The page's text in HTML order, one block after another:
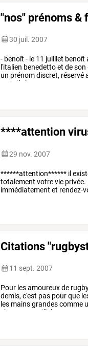
"nos" prénoms &
30 juil. 2007
- benoît - le 11 juilllet benoît
l'italien benedettoet deson
un prénomdiscret, réservé
siècle
****attention
29 nov. 2007
******attention****** il
totalement votrevie privée.
immédiatement et rendez-
Citations
11 sept. 2007
Pour lesamoureuxde
demis,c'est pas pourque
les mainsgrandescomme
choper
gaillole